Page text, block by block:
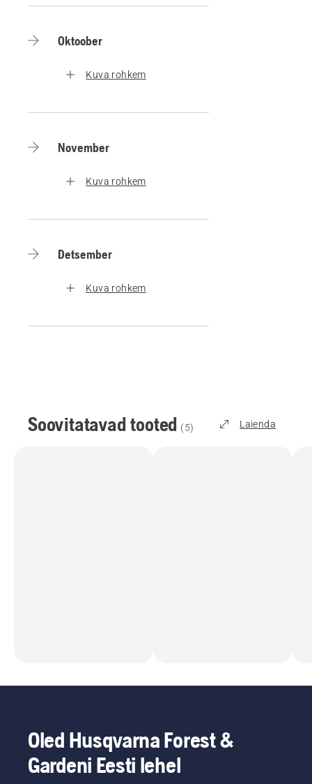
Oktoober
Kuva rohkem
November
Kuva rohkem
Detsember
Kuva rohkem
Soovitatavad tooted (5) Laienda
Oled Husqvarna Forest &
Gardeni Eesti lehel